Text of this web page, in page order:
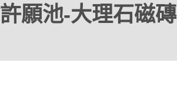
許願池-大理石磁